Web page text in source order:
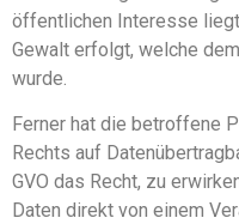
öffentlichen Interesse
Gewalt erfolgt, welche
wurde.
Ferner hat die betroffene
Rechts auf
GVO das Recht, zu
Daten direkt von einem